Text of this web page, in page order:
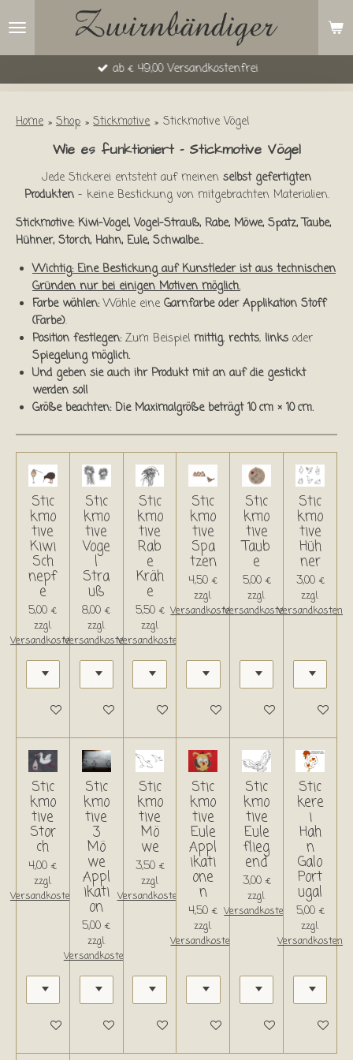
Hauptinhalt
ab € 49,00 Versandkostenfrei
Home » Shop » Stickmotive » Stickmotive Vögel
Wie es funktioniert – Stickmotive Vögel
Jede Stickerei entsteht auf meinen selbst gefertigten
Produkten– keine Bestickung von mitgebrachten Materialien.
Stickmotive: Kiwi-Vogel, Vogel-Strauß, Rabe, Möwe, Spatz, Taube,
Hühner, Storch, Hahn, Eule, Schwalbe...
Wichtig: Eine Bestickung auf Kunstleder ist aus technischen
Gründen nur bei einigen Motiven möglich.
Farbe wählen:Wähle eine Garnfarbe oder Applikation Stoff
(Farbe).
Position festlegen:Zum Beispiel mittig, rechts, links oder
Spiegelung möglich.
Und geben sie auch ihr Produkt mit an auf die gestickt
werden soll
Größe beachten: Die Maximalgröße beträgt 10 cm × 10 cm.
Stic
kmo
tive
Kiwi
Sch
nepf
e
5,00 €
zzgl.
Versandkosten
Details anzeigen
Stic
kmo
tive
Voge
l
Stra
uß
8,00 €
zzgl.
Versandkosten
Details anzeigen
Stic
kmo
tive
Rab
e
Kräh
e
5,50 €
zzgl.
Versandkosten
Details anzeigen
Stic
kmo
tive
Spa
tzen
4,50 €
zzgl.
Versandkosten
Details anzeigen
Stic
kmo
tive
Taub
e
5,00 €
zzgl.
Versandkosten
Details anzeigen
Stic
kmo
tive
Hüh
ner
3,00 €
zzgl.
Versandkosten
Details
Stic
kmo
tive
Stor
ch
4,00 €
zzgl.
Versandkosten
Details anzeigen
Stic
kmo
tive
3
Mö
we
Appl
ikati
on
5,00 €
zzgl.
Versandkosten
Details anzeigen
Stic
kmo
tive
Mö
we
3,50 €
zzgl.
Versandkosten
Details anzeigen
Stic
kmo
tive
Eule
Appl
ikati
one
n
4,50 €
zzgl.
Versandkosten
Details anzeigen
Stic
kmo
tive
Eule
flieg
end
3,00 €
zzgl.
Versandkosten
Details anzeigen
Stic
kere
i
Hah
n
Galo
Port
ugal
5,00 €
zzgl.
Versandkosten
Details